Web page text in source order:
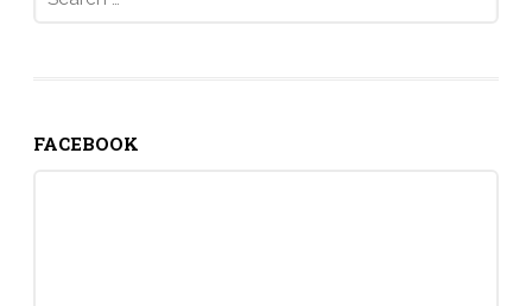
for:
FACEBOOK